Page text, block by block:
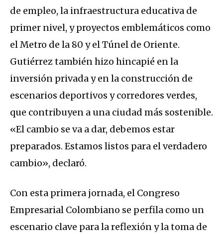
de empleo, la infraestructura educativa de
primer nivel, y proyectos emblemáticos como
el Metro de la 80 y el Túnel de Oriente.
Gutiérrez también hizo hincapié en la
inversión privada y en la construcción de
escenarios deportivos y corredores verdes,
que contribuyen a una ciudad más sostenible.
«El cambio se va a dar, debemos estar
preparados. Estamos listos para el verdadero
cambio», declaró.
Con esta primera jornada, el Congreso
Empresarial Colombiano se perfila como un
escenario clave para la reflexión y la toma de